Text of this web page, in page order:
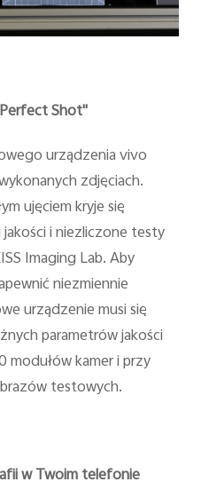
Shot"
urządzenia vivo
zdjęciach.
ujęciem kryje się
i niezliczone testy
Imaging Lab. Aby
niezmiennie
urządzenie musi się
parametrów jakości
kamer i przy
testowych.
w Twoim telefonie